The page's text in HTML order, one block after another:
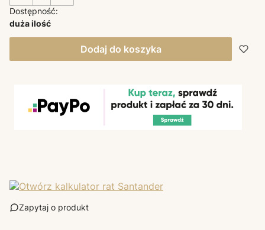
Dostępność:
duża ilość
Dodaj do koszyka
Zapytaj o produkt